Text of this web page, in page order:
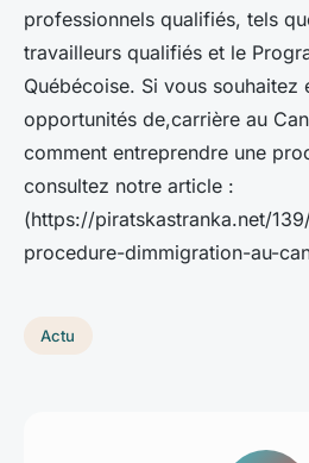
professionnels qualifiés, tels
travailleurs qualifiés et le
Québécoise. Si vous souhaitez
opportunités de,carrière au
comment entreprendre une
consultez notre article :
(https://piratskastranka.net/
procedure-dimmigration-au-
Actu